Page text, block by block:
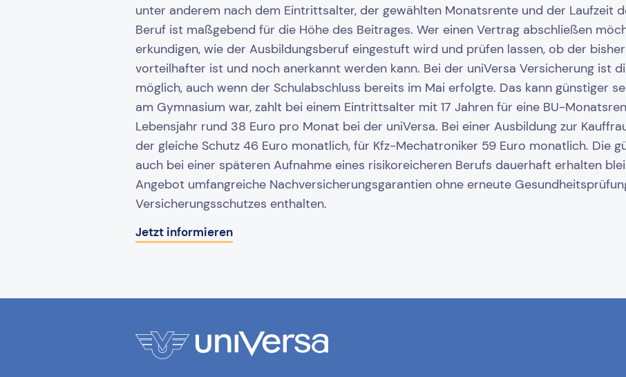
unter anderem nach dem Eintrittsalter, der gewählten Monatsrente und der Laufzeit
Beruf ist maßgebend für die Höhe des Beitrages. Wer einen Vertrag abschließen
erkundigen, wie der Ausbildungsberuf eingestuft wird und prüfen lassen, ob der
vorteilhafter ist und noch anerkannt werden kann. Bei der uniVersa Versicherung ist
möglich, auch wenn der Schulabschluss bereits im Mai erfolgte. Das kann günstiger
am Gymnasium war, zahlt bei einem Eintrittsalter mit 17 Jahren für eine BU-
Lebensjahr rund 38 Euro pro Monat bei der uniVersa. Bei einer Ausbildung zur
der gleiche Schutz 46 Euro monatlich, für Kfz-Mechatroniker 59 Euro monatlich. Die
auch bei einer späteren Aufnahme eines risikoreicheren Berufs dauerhaft erhalten
Angebot umfangreiche Nachversicherungsgarantien ohne erneute
Versicherungsschutzes enthalten.
Jetzt informieren